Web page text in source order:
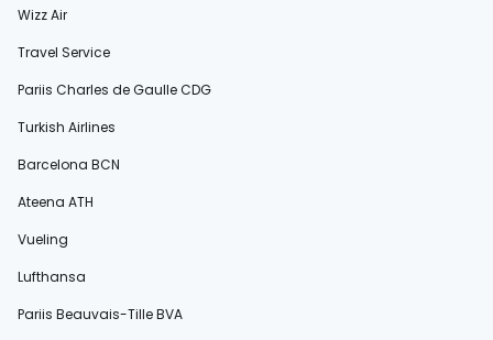
Wizz Air
Travel Service
Pariis Charles de Gaulle CDG
Turkish Airlines
Barcelona BCN
Ateena ATH
Vueling
Lufthansa
Pariis Beauvais-Tille BVA